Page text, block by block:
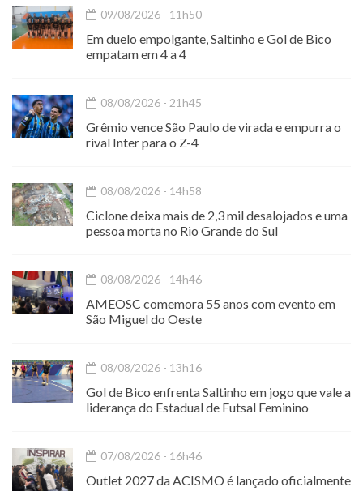
09/08/2026 - 11h50
Em duelo empolgante, Saltinho e Gol de Bico
empatam em 4 a 4
08/08/2026 - 21h45
Grêmio vence São Paulo de virada e empurra o
rival Inter para o Z-4
08/08/2026 - 14h58
Ciclone deixa mais de 2,3 mil desalojados e uma
pessoa morta no Rio Grande do Sul
08/08/2026 - 14h46
AMEOSC comemora 55 anos com evento em
São Miguel do Oeste
08/08/2026 - 13h16
Gol de Bico enfrenta Saltinho em jogo que vale a
liderança do Estadual de Futsal Feminino
07/08/2026 - 16h46
Outlet 2027 da ACISMO é lançado oficialmente